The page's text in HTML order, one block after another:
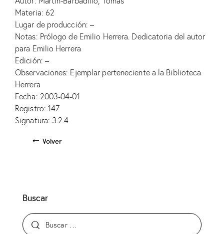
Materia: 62
Lugar de producción: –
Notas: Prólogo de Emilio Herrera. Dedicatoria del autor
para Emilio Herrera
Edición: –
Observaciones: Ejemplar perteneciente a la Biblioteca
Herrera
Fecha: 2003-04-01
Registro: 147
Signatura: 3.2.4
Volver
Buscar